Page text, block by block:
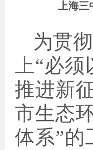
上海三
为贯
上“必须
推进新
市生态
体系”的